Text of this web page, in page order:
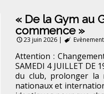
« De la Gym au
commence »
23 juin 2026|
Attention :
SAMEDI 4 JUILLET DE
du club, prolonger la
nationaux et